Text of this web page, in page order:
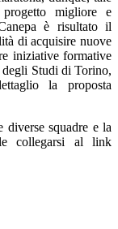
migliore e
è risultato il
di acquisire nuove
iniziative formative
degli Studi di Torino,
la proposta
diverse squadre e la
collegarsi al link